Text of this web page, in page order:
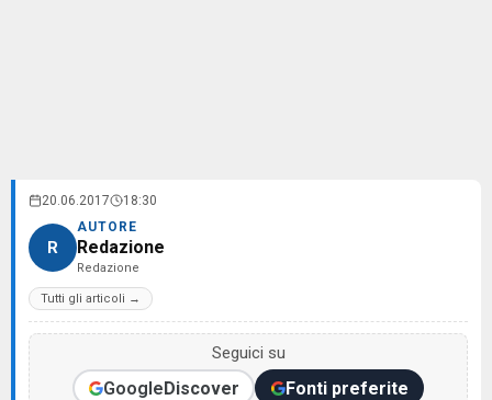
20.06.2017 18:30
R
AUTORE
Redazione
Redazione
Tutti gli articoli →
Seguici su
GoogleDiscover Fonti preferite